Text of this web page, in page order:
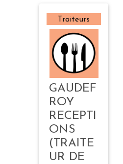
Traiteurs
GAUDEF
ROY
RECEPTI
ONS
(TRAITE
UR DE